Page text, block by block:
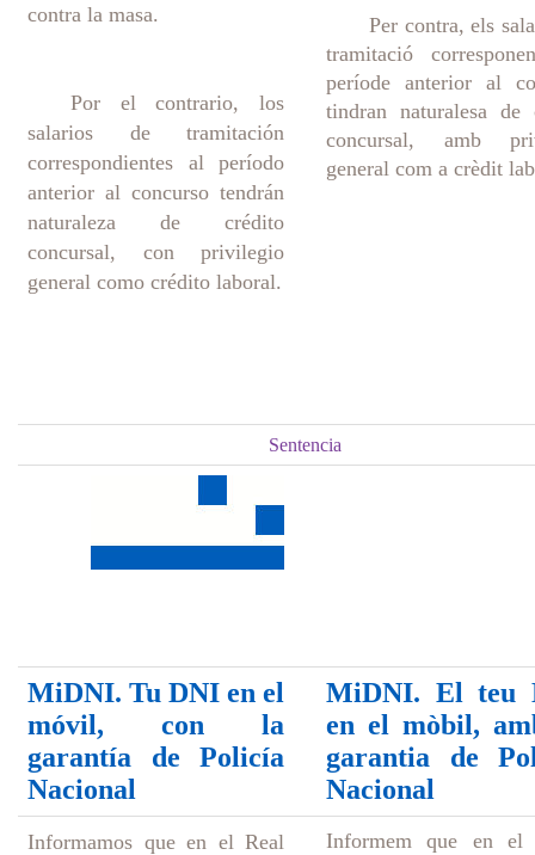
contra la masa.
Por el contrario, los
salarios de tramitación
correspondientes al período
anterior al concurso tendrán
naturaleza de crédito
concursal, con privilegio
general como crédito laboral.
Per contra, els
tramitació
període anterior al
tindran naturalesa de
concursal, amb
general com a crèdit
Sentencia
MiDNI. Tu DNI en el
móvil, con la
garantía de Policía
Nacional
MiDNI. El teu
en el mòbil,
garantia de
Nacional
Informamos que en el Real
Informem que en el